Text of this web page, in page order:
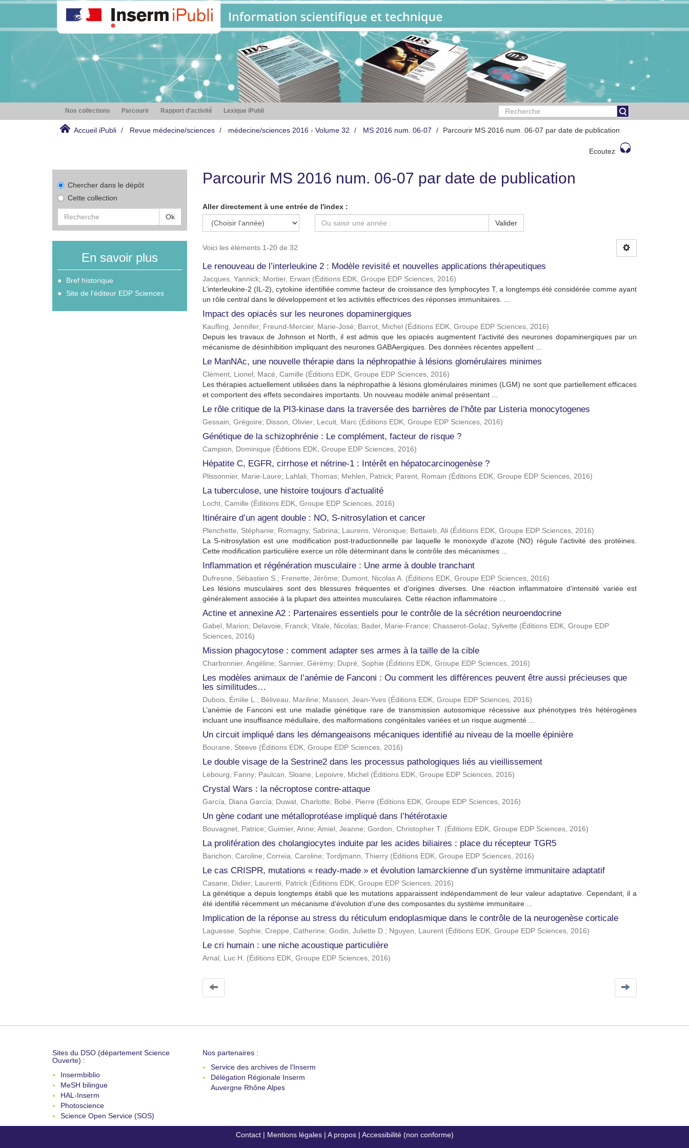
Nos collections Parcourir Rapport d'activité Lexique iPubli
Accueil iPubli Revue médecine/sciences médecine/sciences 2016 - Volume 32 MS 2016 num. 06-07 Parcourir MS 2016 num. 06-07 par date de publication
Ecoutez
Chercher dans le dépôt
Cette collection
Ok
En savoir plus
Bref historique
Site de l'éditeur EDP Sciences
Parcourir MS 2016 num. 06-07 par date de publication
Aller directement à une entrée de l'index :
Valider
Voici les éléments 1-20 de 32
Le renouveau de l’interleukine 2 : Modèle revisité et nouvelles applications thérapeutiques
Jacques, Yannick; Mortier, Erwan (Éditions EDK, Groupe EDP Sciences, 2016)
L’interleukine-2 (IL-2), cytokine identifiée comme facteur de croissance des lymphocytes T, a longtemps été considérée comme ayant
un rôle central dans le développement et les activités effectrices des réponses immunitaires. ...
Impact des opiacés sur les neurones dopaminergiques
Kaufling, Jennifer; Freund-Mercier, Marie-José; Barrot, Michel (Éditions EDK, Groupe EDP Sciences, 2016)
Depuis les travaux de Johnson et North, il est admis que les opiacés augmentent l’activité des neurones dopaminergiques par un
mécanisme de désinhibition impliquant des neurones GABAergiques. Des données récentes appellent ...
Le ManNAc, une nouvelle thérapie dans la néphropathie à lésions glomérulaires minimes
Clément, Lionel ; Macé, Camille (Éditions EDK, Groupe EDP Sciences, 2016)
Les thérapies actuellement utilisées dans la néphropathie à lésions glomérulaires minimes (LGM) ne sont que partiellement efficaces
et comportent des effets secondaires importants. Un nouveau modèle animal présentant ...
Le rôle critique de la PI3-kinase dans la traversée des barrières de l’hôte par Listeria monocytogenes
Gessain, Grégoire; Disson, Olivier; Lecuit, Marc (Éditions EDK, Groupe EDP Sciences, 2016)
Génétique de la schizophrénie : Le complément, facteur de risque ?
Campion, Dominique (Éditions EDK, Groupe EDP Sciences, 2016)
Hépatite C, EGFR, cirrhose et nétrine-1 : Intérêt en hépatocarcinogenèse ?
Plissonnier, Marie-Laure; Lahlali, Thomas; Mehlen, Patrick; Parent, Romain (Éditions EDK, Groupe EDP Sciences, 2016)
La tuberculose, une histoire toujours d’actualité
Locht, Camille (Éditions EDK, Groupe EDP Sciences, 2016)
Itinéraire d’un agent double : NO, S-nitrosylation et cancer
Plenchette, Stéphanie; Romagny, Sabrina; Laurens, Véronique; Bettaieb, Ali (Éditions EDK, Groupe EDP Sciences, 2016)
La S-nitrosylation est une modification post-traductionnelle par laquelle le monoxyde d’azote (NO) régule l’activité des protéines.
Cette modification particulière exerce un rôle déterminant dans le contrôle des mécanismes ...
Inflammation et régénération musculaire : Une arme à double tranchant
Dufresne, Sébastien S.; Frenette, Jérôme; Dumont, Nicolas A. (Éditions EDK, Groupe EDP Sciences, 2016)
Les lésions musculaires sont des blessures fréquentes et d’origines diverses. Une réaction inflammatoire d’intensité variée est
généralement associée à la plupart des atteintes musculaires. Cette réaction inflammatoire ...
Actine et annexine A2 : Partenaires essentiels pour le contrôle de la sécrétion neuroendocrine
Gabel, Marion; Delavoie, Franck; Vitale, Nicolas; Bader, Marie-France; Chasserot-Golaz, Sylvette (Éditions EDK, Groupe EDP
Sciences, 2016)
Mission phagocytose : comment adapter ses armes à la taille de la cible
Charbonnier, Angéline; Sannier, Gérémy; Dupré, Sophie (Éditions EDK, Groupe EDP Sciences, 2016)
Les modèles animaux de l’anémie de Fanconi : Ou comment les différences peuvent être aussi précieuses que
les similitudes…
Dubois, Émilie L.; Béliveau, Mariline; Masson, Jean-Yves (Éditions EDK, Groupe EDP Sciences, 2016)
L’anémie de Fanconi est une maladie génétique rare de transmission autosomique récessive aux phénotypes très hétérogènes
incluant une insuffisance médullaire, des malformations congénitales variées et un risque augmenté ...
Un circuit impliqué dans les démangeaisons mécaniques identifié au niveau de la moelle épinière
Bourane, Steeve (Éditions EDK, Groupe EDP Sciences, 2016)
Le double visage de la Sestrine2 dans les processus pathologiques liés au vieillissement
Lebourg, Fanny; Paulcan, Sloane; Lepoivre, Michel (Éditions EDK, Groupe EDP Sciences, 2016)
Crystal Wars : la nécroptose contre-attaque
García, Diana García; Duwat, Charlotte; Bobé, Pierre (Éditions EDK, Groupe EDP Sciences, 2016)
Un gène codant une métalloprotéase impliqué dans l’hétérotaxie
Bouvagnet, Patrice; Guimier, Anne; Amiel, Jeanne; Gordon, Christopher T. (Éditions EDK, Groupe EDP Sciences, 2016)
La prolifération des cholangiocytes induite par les acides biliaires : place du récepteur TGR5
Barichon, Caroline; Correia, Caroline; Tordjmann, Thierry (Éditions EDK, Groupe EDP Sciences, 2016)
Le cas CRISPR, mutations « ready-made » et évolution lamarckienne d’un système immunitaire adaptatif
Casane, Didier; Laurenti, Patrick (Éditions EDK, Groupe EDP Sciences, 2016)
La génétique a depuis longtemps établi que les mutations apparaissent indépendamment de leur valeur adaptative. Cependant, il a
été identifié récemment un mécanisme d’évolution d’une des composantes du système immunitaire ...
Implication de la réponse au stress du réticulum endoplasmique dans le contrôle de la neurogenèse corticale
Laguesse, Sophie; Creppe, Catherine; Godin, Juliette D.; Nguyen, Laurent (Éditions EDK, Groupe EDP Sciences, 2016)
Le cri humain : une niche acoustique particulière
Arnal, Luc H. (Éditions EDK, Groupe EDP Sciences, 2016)
Sites du DSO (département Science
Ouverte) :
Insermbiblio
MeSH bilingue
HAL-Inserm
Photoscience
Science Open Service (SOS)
Nos partenaires :
Service des archives de l'Inserm
Délégation Régionale Inserm
Auvergne Rhône Alpes
Contact| Mentions légales| A propos| Accessibilité (non conforme)